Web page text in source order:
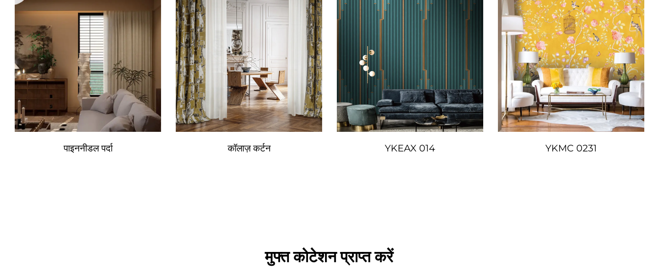
पाइननीडल पर्दा कॉलाज़ कर्टन YKEAX 014 YKMC 0231
मुफ्त कोटेशन प्राप्त करें